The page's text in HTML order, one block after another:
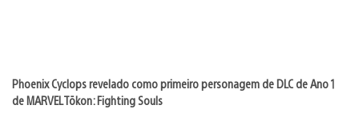
Phoenix Cyclops revelado como primeiro personagem de DLC de Ano 1
de MARVEL Tōkon: Fighting Souls